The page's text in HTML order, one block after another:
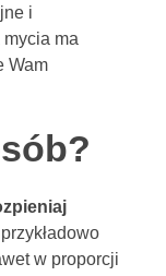
i
ma
Wam
w proporcji